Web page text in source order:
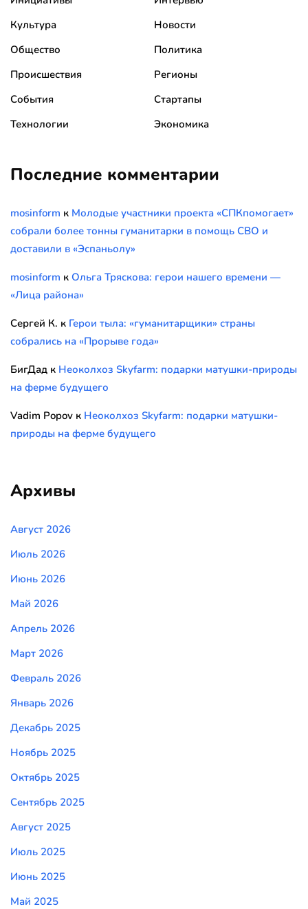
Культура
Новости
Общество
Политика
Происшествия
Регионы
События
Стартапы
Технологии
Экономика
Последние комментарии
mosinform к Молодые участники проекта «СПКпомогает»
собрали более тонны гуманитарки в помощь СВО и
доставили в «Эспаньолу»
mosinform к Ольга Тряскова: герои нашего времени —
«Лица района»
Сергей К. к Герои тыла: «гуманитарщики» страны
собрались на «Прорыве года»
БигДад к Неоколхоз Skyfarm: подарки матушки-природы
на ферме будущего
Vadim Popov к Неоколхоз Skyfarm: подарки матушки-
природы на ферме будущего
Архивы
Август 2026
Июль 2026
Июнь 2026
Май 2026
Апрель 2026
Март 2026
Февраль 2026
Январь 2026
Декабрь 2025
Ноябрь 2025
Октябрь 2025
Сентябрь 2025
Август 2025
Июль 2025
Июнь 2025
Май 2025